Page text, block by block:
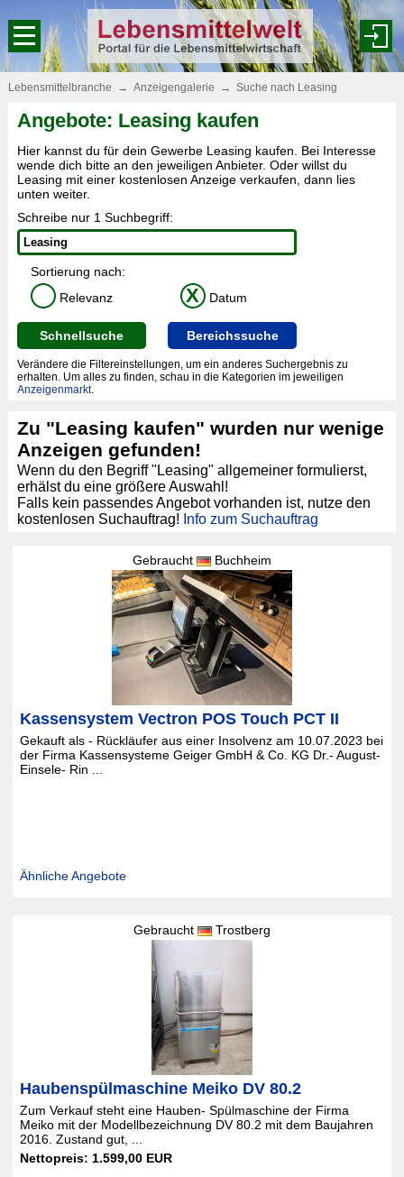
Lebensmittelbranche → Anzeigengalerie → Suche nach Leasing
Angebote: Leasing kaufen
Hier kannst du für dein Gewerbe Leasing kaufen. Bei Interesse
wende dich bitte an den jeweiligen Anbieter. Oder willst du
Leasing mit einer kostenlosen Anzeige verkaufen, dann lies
unten weiter.
Schreibe nur 1 Suchbegriff:
Sortierung nach:
Relevanz
X Datum
Schnellsuche Bereichssuche
Verändere die Filtereinstellungen, um ein anderes Suchergebnis zu
erhalten. Um alles zu finden, schau in die Kategorien im jeweiligen
Anzeigenmarkt.
Zu "Leasing kaufen" wurden nur wenige
Anzeigen gefunden!
Wenn du den Begriff "Leasing" allgemeiner formulierst,
erhälst du eine größere Auswahl!
Falls kein passendes Angebot vorhanden ist, nutze den
kostenlosen Suchauftrag! Info zum Suchauftrag
Gebraucht Buchheim
Kassensystem Vectron POS Touch PCT II
Gekauft als - Rückläufer aus einer Insolvenz am 10.07.2023 bei
der Firma Kassensysteme Geiger GmbH & Co. KG Dr.- August-
Einsele- Rin ...
Ähnliche Angebote
Gebraucht Trostberg
Haubenspülmaschine Meiko DV 80.2
Zum Verkauf steht eine Hauben- Spülmaschine der Firma
Meiko mit der Modellbezeichnung DV 80.2 mit dem Baujahren
2016. Zustand gut, ...
Nettopreis: 1.599,00 EUR